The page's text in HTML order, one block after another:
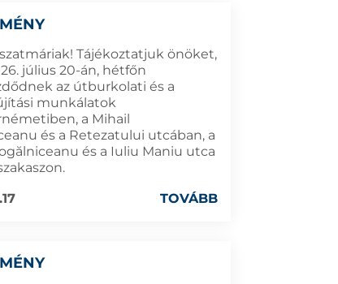
Tájékoztatjuk önöket,
július 20-án, hétfőn
az útburkolati és a
munkálatok
a Mihail
és a Retezatului utcában, a
és a Iuliu Maniu utca
TOVÁBB